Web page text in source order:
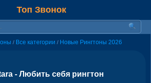
Топ Звонок
/ Все категории / Новые Рингтоны 2026
- Любить себя рингтон